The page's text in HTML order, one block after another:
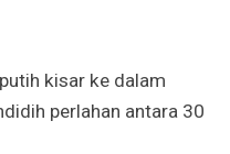
kisar ke dalam
perlahan antara 30